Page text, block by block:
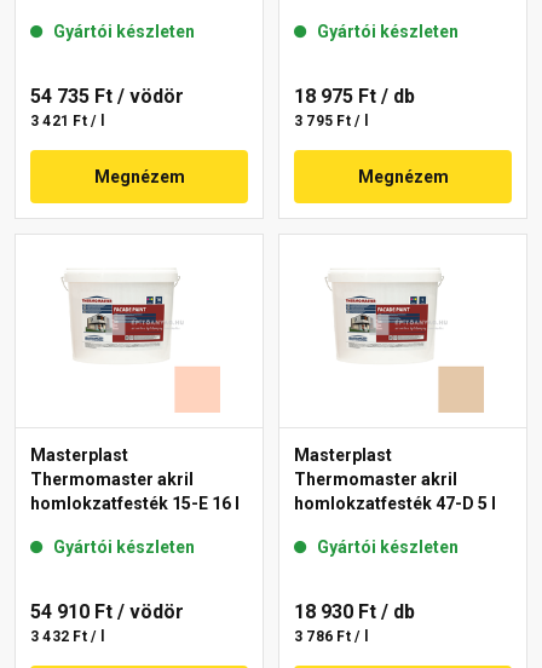
Gyártói készleten
54 735 Ft / vödör
3 421 Ft / l
Megnézem
Gyártói készleten
18 975 Ft / db
3 795 Ft / l
Megnézem
Masterplast
Thermomaster akril
homlokzatfesték 15-E 16 l
Gyártói készleten
54 910 Ft / vödör
3 432 Ft / l
Masterplast
Thermomaster akril
homlokzatfesték 47-D 5 l
Gyártói készleten
18 930 Ft / db
3 786 Ft / l